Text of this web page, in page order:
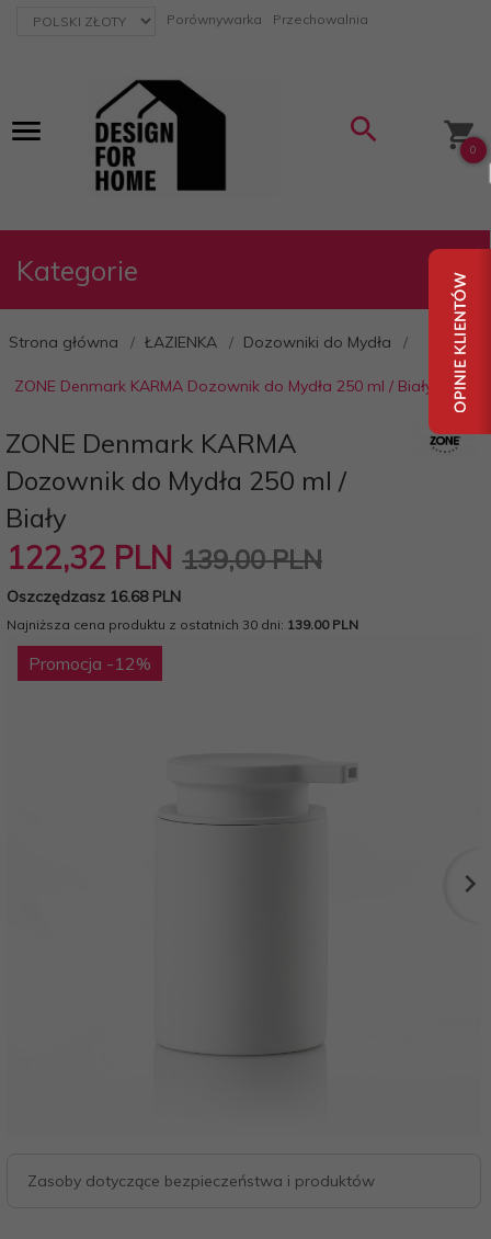
currency_h Porównywarka Przechowalnia
0
Kategorie
Strona główna ŁAZIENKA Dozowniki do Mydła
ZONE Denmark KARMA Dozownik do Mydła 250 ml / Biały
ZONE Denmark KARMA
Dozownik do Mydła 250 ml /
Biały
122,32 PLN 139,00 PLN
Oszczędzasz 16.68 PLN
Najniższa cena produktu z ostatnich 30 dni: 139.00 PLN
Promocja -12%
Zasoby dotyczące bezpieczeństwa i produktów